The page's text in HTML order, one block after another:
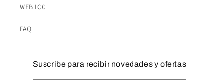
WEB ICC
FAQ
Suscribe para recibir novedades y ofertas